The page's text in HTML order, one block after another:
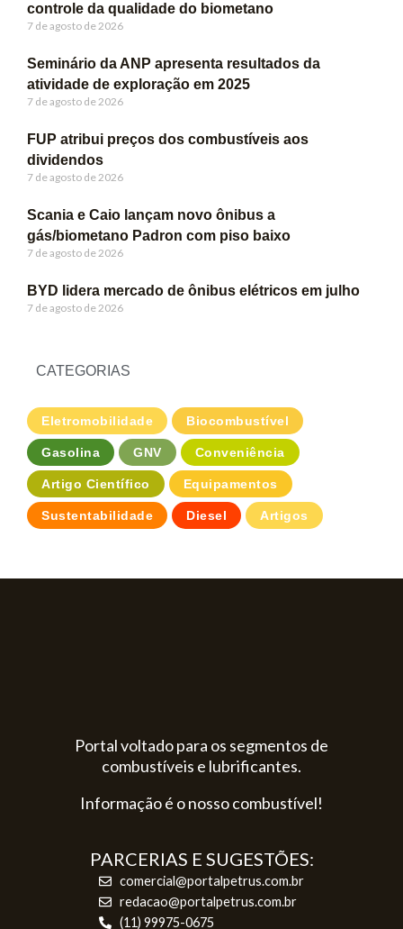
controle da qualidade do biometano
7 de agosto de 2026
Seminário da ANP apresenta resultados da
atividade de exploração em 2025
7 de agosto de 2026
FUP atribui preços dos combustíveis aos
dividendos
7 de agosto de 2026
Scania e Caio lançam novo ônibus a
gás/biometano Padron com piso baixo
7 de agosto de 2026
BYD lidera mercado de ônibus elétricos em julho
7 de agosto de 2026
CATEGORIAS
Eletromobilidade Biocombustível
Gasolina GNV Conveniência
Artigo Científico Equipamentos
Sustentabilidade Diesel Artigos
Portal voltado para os segmentos de
combustíveis e lubrificantes.
Informação é o nosso combustível!
PARCERIAS E SUGESTÕES:
comercial@portalpetrus.com.br
redacao@portalpetrus.com.br
(11) 99975-0675